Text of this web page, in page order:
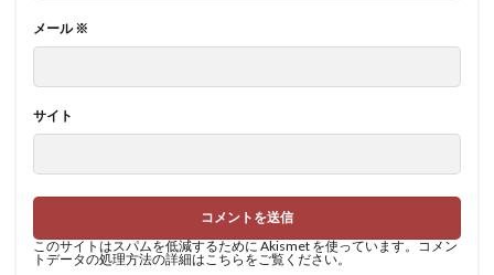
メール※
サイト
このサイトはスパムを低減するために Akismet を使っています。 コメン
トデータの処理方法の詳細はこちらをご覧ください。